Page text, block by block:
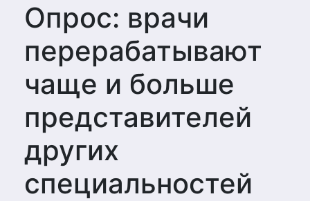
Опрос: врачи
перерабатывают
чаще и больше
представителей
других
специальностей